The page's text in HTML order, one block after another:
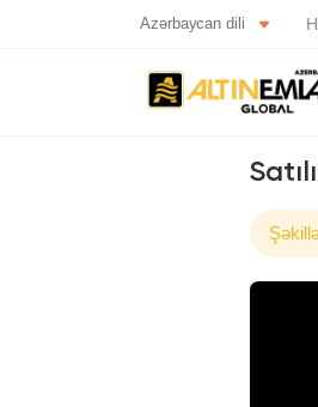
Azərbaycan dili